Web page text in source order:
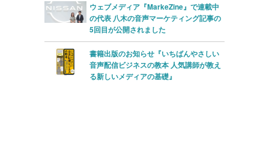
ウェブメディア『MarkeZine』で連載中
の代表 八木の音声マーケティング記事の
5回目が公開されました
書籍出版のお知らせ『いちばんやさしい
音声配信ビジネスの教本 人気講師が教え
る新しいメディアの基礎』